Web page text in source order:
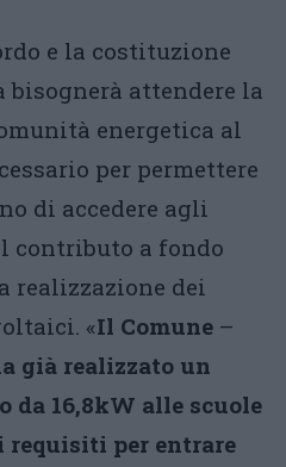
e la costituzione
bisognerà attendere la
energetica al
per permettere
di accedere agli
contributo a fondo
realizzazione dei
«Il Comune –
già realizzato un
16,8kW alle scuole
per entrare